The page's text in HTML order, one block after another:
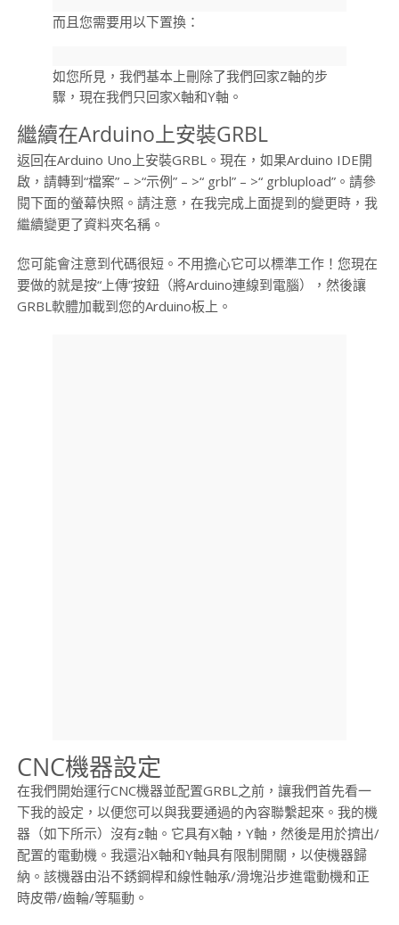
而且您需要用以下置換：
如您所見，我們基本上刪除了我們回家Z軸的步
驟，現在我們只回家X軸和Y軸。
繼續在Arduino上安裝GRBL
返回在Arduino Uno上安裝GRBL。現在，如果Arduino IDE開
啟，請轉到“檔案” – >“示例” – >“ grbl” – >“ grblupload”。請參
閱下面的螢幕快照。請注意，在我完成上面提到的變更時，我
繼續變更了資料夾名稱。
您可能會注意到代碼很短。不用擔心它可以標準工作！您現在
要做的就是按“上傳”按鈕（將Arduino連線到電腦），然後讓
GRBL軟體加載到您的Arduino板上。
CNC機器設定
在我們開始運行CNC機器並配置GRBL之前，讓我們首先看一
下我的設定，以便您可以與我要通過的內容聯繫起來。我的機
器（如下所示）沒有z軸。它具有X軸，Y軸，然後是用於擠出/
配置的電動機。我還沿X軸和Y軸具有限制開關，以使機器歸
納。該機器由沿不銹鋼桿和線性軸承/滑塊沿步進電動機和正
時皮帶/齒輪/等驅動。